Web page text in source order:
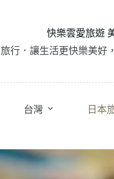
快樂雲愛旅遊
旅行．讓生活更快樂美好
台灣 日本